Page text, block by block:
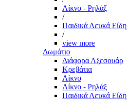
Λίκνο - Ρηλάξ
/
Παιδικά Λευκά Είδη
/
view more
Δωμάτιο
Διάφορα Αξεσουάρ
Κρεβάτια
Λίκνο
Λίκνο - Ρηλάξ
Παιδικά Λευκά Είδη